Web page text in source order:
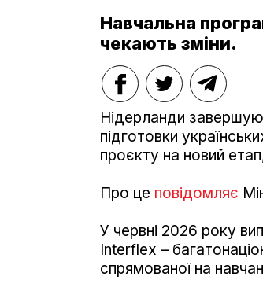
Навчальна
чекають зміни.
Нідерланди
підготовки
проєкту на новий
Про це повідомляє
У червні 2026 року
Interflex –
спрямованої на